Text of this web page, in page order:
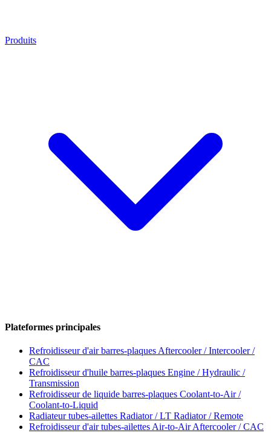
Produits
Plateformes principales
Refroidisseur d'air barres-plaquesAftercooler / Intercooler /
CAC
Refroidisseur d'huile barres-plaques Engine / Hydraulic /
Transmission
Refroidisseur de liquide barres-plaques Coolant-to-Air /
Coolant-to-Liquid
Radiateur tubes-ailettes Radiator / LT Radiator / Remote
Refroidisseur d'air tubes-ailettesAir-to-Air Aftercooler / CAC